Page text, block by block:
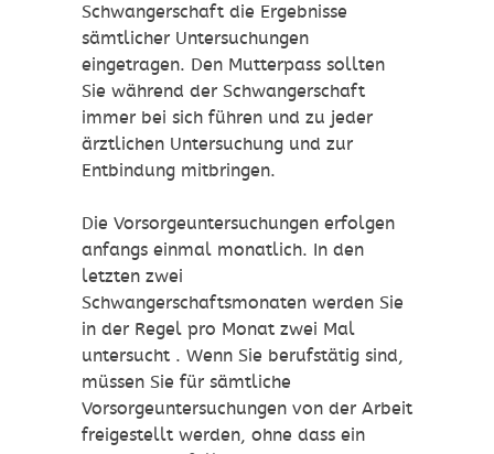
Schwangerschaft die Ergebnisse
sämtlicher Untersuchungen
eingetragen. Den Mutterpass sollten
Sie während der Schwangerschaft
immer bei sich führen und zu jeder
ärztlichen Untersuchung und zur
Entbindung mitbringen.
Die Vorsorgeuntersuchungen erfolgen
anfangs einmal monatlich. In den
letzten zwei
Schwangerschaftsmonaten werden Sie
in der Regel pro Monat zwei Mal
untersucht . Wenn Sie berufstätig sind,
müssen Sie für sämtliche
Vorsorgeuntersuchungen von der Arbeit
freigestellt werden, ohne dass ein